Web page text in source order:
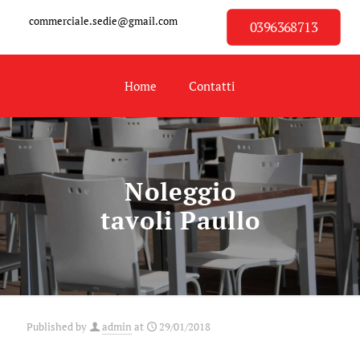
commerciale.sedie@gmail.com 0396368713
Home Contatti
Noleggio
tavoli Paullo
Published by admin at 29/01/2018